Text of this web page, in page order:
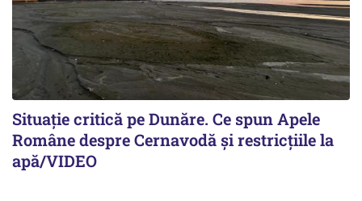
Situație critică pe Dunăre. Ce spun Apele
Române despre Cernavodă și restricțiile la
apă/VIDEO